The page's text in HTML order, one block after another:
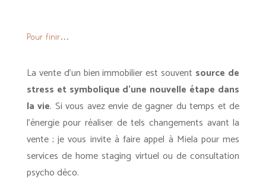
Pour finir…
La vente d’un bien immobilier est souvent source de
stress et symbolique d’une nouvelle étape dans
la vie. Si vous avez envie de gagner du temps et de
l’énergie pour réaliser de tels changements avant la
vente ; je vous invite à faire appel à Miela pour mes
services de home staging virtuel ou de consultation
psycho déco.